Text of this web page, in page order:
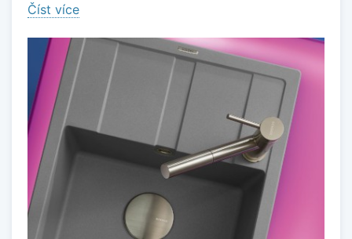
Číst více